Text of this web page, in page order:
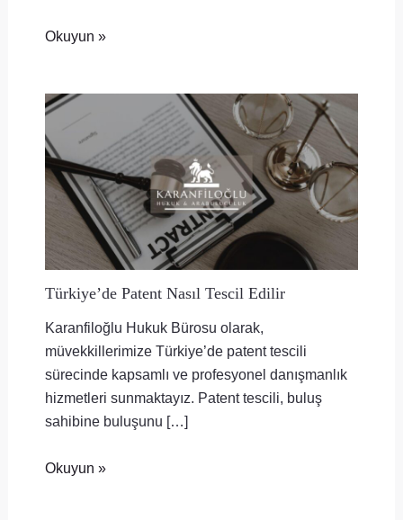
Okuyun »
Türkiye’de Patent Nasıl Tescil Edilir
Karanfiloğlu Hukuk Bürosu olarak,
müvekkillerimize Türkiye’de patent tescili
sürecinde kapsamlı ve profesyonel danışmanlık
hizmetleri sunmaktayız. Patent tescili, buluş
sahibine buluşunu […]
Okuyun »